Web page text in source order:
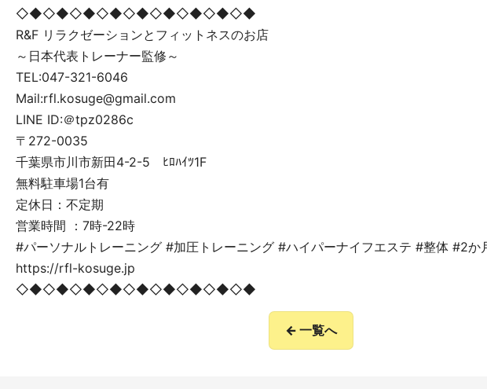
◇◆◇◆◇◆◇◆◇◆◇◆◇◆◇◆◇◆
R&F リラクゼーションとフィットネスのお店
～日本代表トレーナー監修～
TEL:047-321-6046
Mail:rfl.kosuge@gmail.com
LINE ID:＠tpz0286c
〒272-0035
千葉県市川市新田4-2-5 ﾋﾛﾊｲﾂ1F
無料駐車場1台有
定休日：不定期
営業時間 ：7時-22時
#パーソナルトレーニング #加圧トレーニング #ハイパーナイフエステ #整体 #2か
https://rfl-kosuge.jp
◇◆◇◆◇◆◇◆◇◆◇◆◇◆◇◆◇◆
← 一覧へ